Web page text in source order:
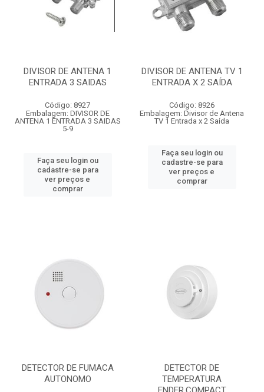
DIVISOR DE ANTENA 1
ENTRADA 3 SAIDAS
Código: 8927
Embalagem: DIVISOR DE
ANTENA 1 ENTRADA 3 SAIDAS
5-9
Faça seu login ou
cadastre-se para
ver preços e
comprar
DIVISOR DE ANTENA TV 1
ENTRADA X 2 SAÍDA
Código: 8926
Embalagem: Divisor de Antena
TV 1 Entrada x 2 Saída
Faça seu login ou
cadastre-se para
ver preços e
comprar
DETECTOR DE FUMACA
AUTONOMO
DETECTOR DE
TEMPERATURA